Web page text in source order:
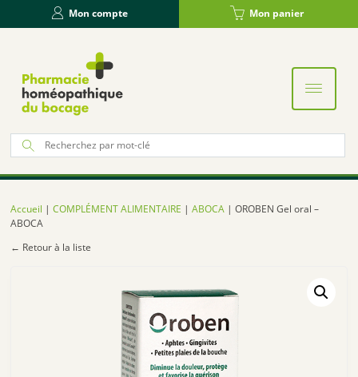
Mon compte Mon panier
:
Accueil |COMPLÉMENT ALIMENTAIRE |ABOCA | OROBEN Gel oral –
ABOCA
← Retour à la liste
Panneau de gestion des cookies